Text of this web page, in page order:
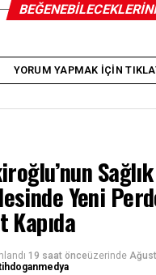
YORUM YAPMAK IÇIN
Sağlık
Yeni
Kapıda
19 saat önceüzerinde